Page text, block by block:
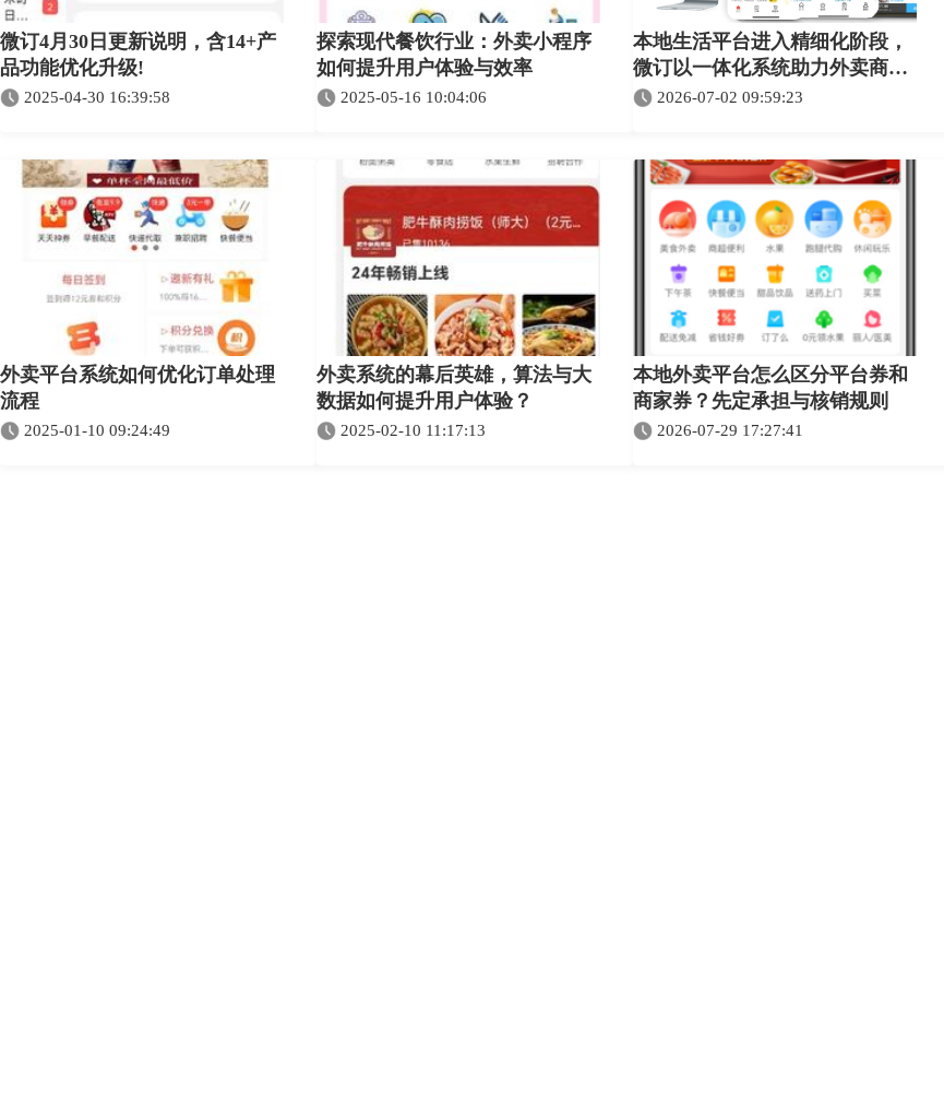
微订4月30日更新说明，含14+产
品功能优化升级!
2025-04-30 16:39:58
探索现代餐饮行业：外卖小程序
如何提升用户体验与效率
2025-05-16 10:04:06
本地生活平台进入精细化阶段，
微订以一体化系统助力外卖商城
与校园服务协同升级
2026-07-02 09:59:23
外卖平台系统如何优化订单处理
流程
2025-01-10 09:24:49
外卖系统的幕后英雄，算法与大
数据如何提升用户体验？
2025-02-10 11:17:13
本地外卖平台怎么区分平台券和
商家券？先定承担与核销规则
2026-07-29 17:27:41